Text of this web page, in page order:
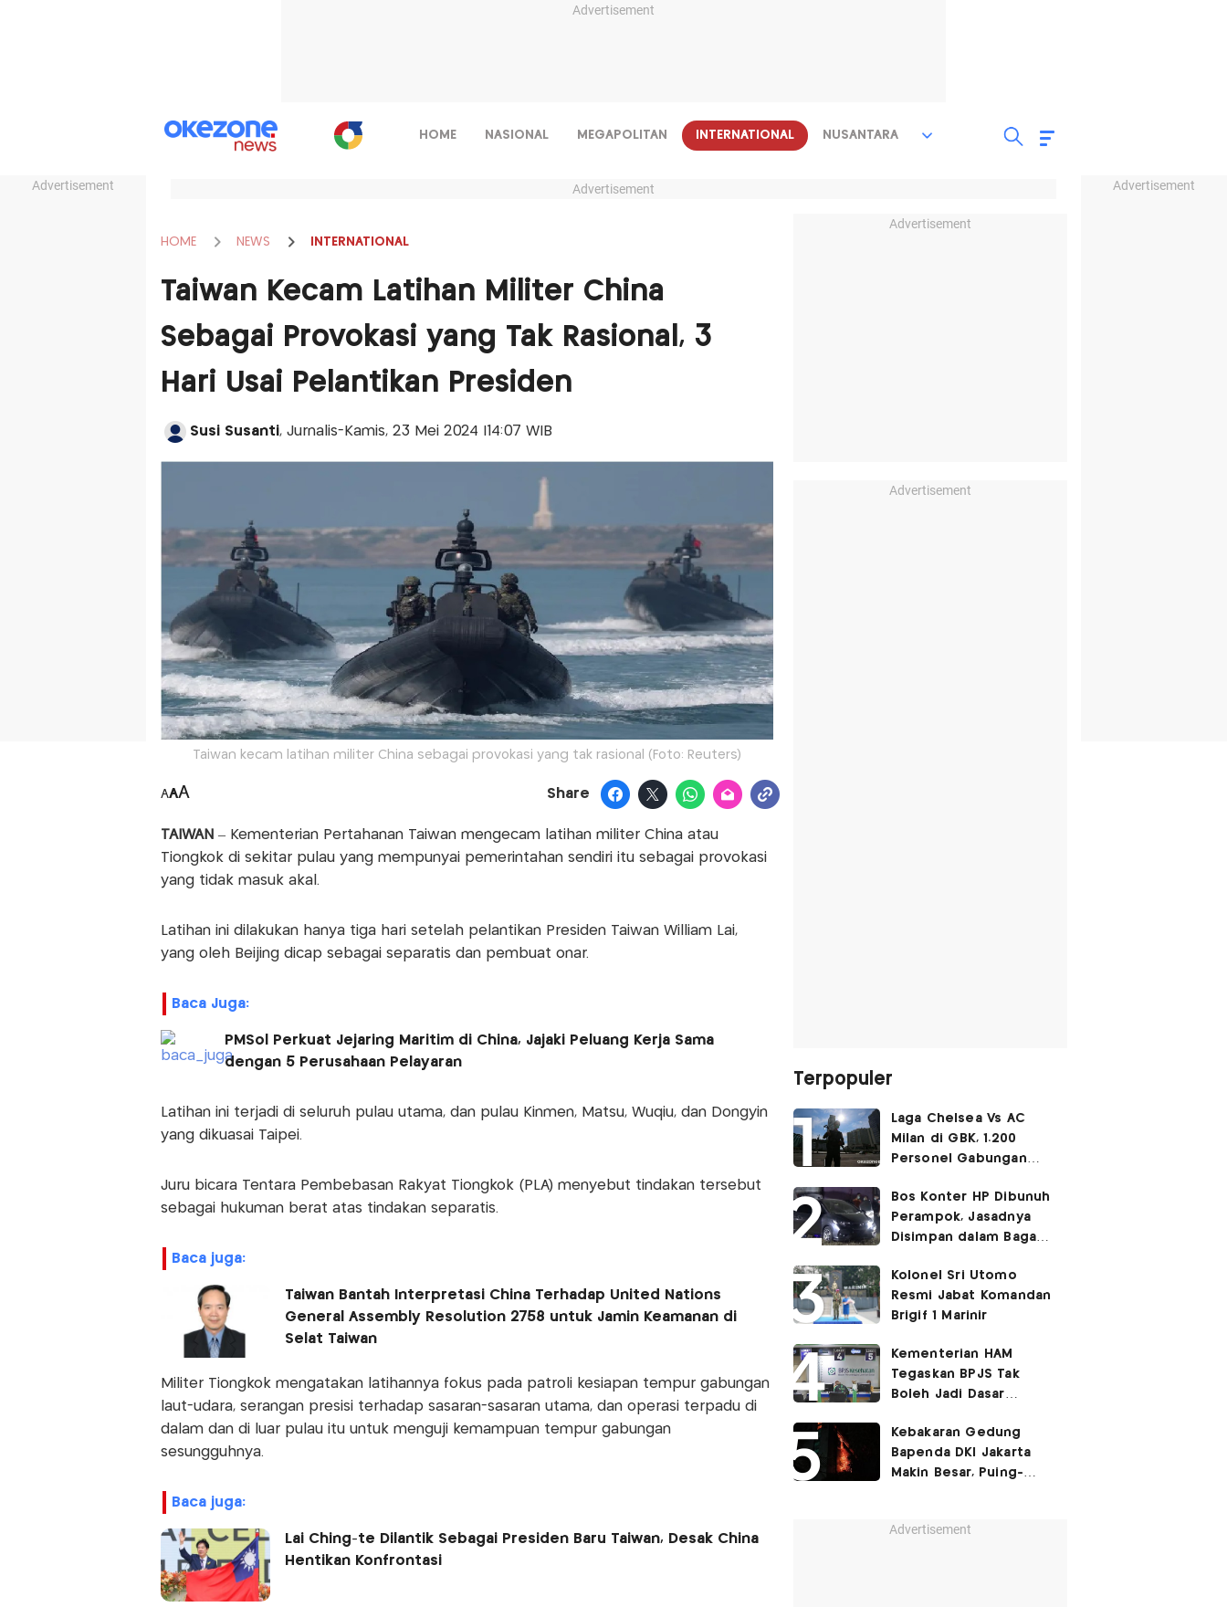
Advertisement
Advertisement Advertisement
HOME NASIONAL MEGAPOLITAN INTERNATIONAL NUSANTARA
Advertisement
HOME NEWS INTERNATIONAL
Taiwan Kecam Latihan Militer China
Sebagai Provokasi yang Tak Rasional, 3
Hari Usai Pelantikan Presiden
Susi Susanti, Jurnalis-Kamis, 23 Mei 2024 |14:07 WIB
Taiwan kecam latihan militer China sebagai provokasi yang tak rasional (Foto: Reuters)
AAA Share
TAIWAN – Kementerian Pertahanan Taiwan mengecam latihan militer China atau
Tiongkok di sekitar pulau yang mempunyai pemerintahan sendiri itu sebagai provokasi
yang tidak masuk akal.
Latihan ini dilakukan hanya tiga hari setelah pelantikan Presiden Taiwan William Lai,
yang oleh Beijing dicap sebagai separatis dan pembuat onar.
Baca Juga:
PMSol Perkuat Jejaring Maritim di China, Jajaki Peluang Kerja Sama
dengan 5 Perusahaan Pelayaran
Latihan ini terjadi di seluruh pulau utama, dan pulau Kinmen, Matsu, Wuqiu, dan Dongyin
yang dikuasai Taipei.
Juru bicara Tentara Pembebasan Rakyat Tiongkok (PLA) menyebut tindakan tersebut
sebagai hukuman berat atas tindakan separatis.
baca juga:
Taiwan Bantah Interpretasi China Terhadap United Nations
General Assembly Resolution 2758 untuk Jamin Keamanan di
Selat Taiwan
Militer Tiongkok mengatakan latihannya fokus pada patroli kesiapan tempur gabungan
laut-udara, serangan presisi terhadap sasaran-sasaran utama, dan operasi terpadu di
dalam dan di luar pulau itu untuk menguji kemampuan tempur gabungan
sesungguhnya.
baca juga:
Lai Ching-te Dilantik Sebagai Presiden Baru Taiwan, Desak China
Hentikan Konfrontasi
Advertisement
Advertisement
Terpopuler
Laga Chelsea Vs AC
Milan di GBK, 1.200
Personel Gabungan
Bos Konter HP Dibunuh
Perampok, Jasadnya
Disimpan dalam Bagasi
Kolonel Sri Utomo
Resmi Jabat Komandan
Brigif 1 Marinir
Kementerian HAM
Tegaskan BPJS Tak
Boleh Jadi Dasar
Layanan Kesehatan
Kebakaran Gedung
Bapenda DKI Jakarta
Makin Besar, Puing-
Advertisement